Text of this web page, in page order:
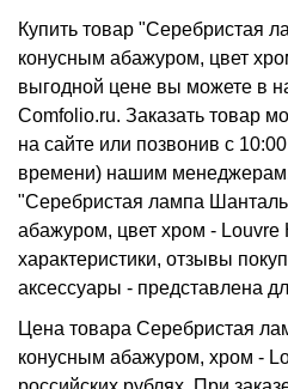
Купить товар "Серебристая
конусным абажуром, цвет
выгодной цене вы можете в
Comfolio.ru. Заказать товар
на сайте или позвонив с
времени) нашим
"Серебристая лампа
абажуром, цвет хром - Louvre
характеристики, отзывы
аксессуары - представлена
Цена товара Серебристая
конусным абажуром, хром -